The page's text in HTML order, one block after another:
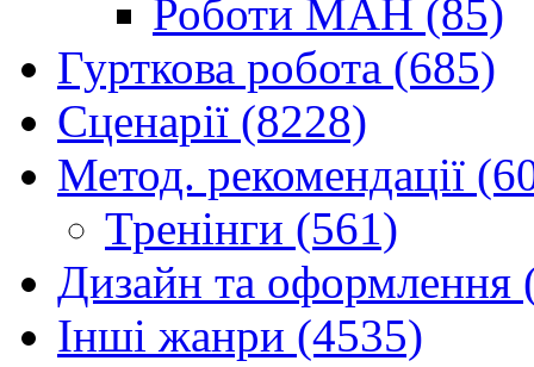
Роботи МАН (85)
Гурткова робота (685)
Сценарії (8228)
Метод. рекомендації
Тренінги (561)
Дизайн та оформлення
Інші жанри (4535)